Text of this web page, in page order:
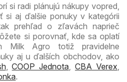
si radi plánujú nákupy vopred,
si aj ďalšie ponuky v kategórii
prehľad o zľavách naprieč
si porovnať, kde sa oplatí
Milk Agro totiž pravidelne
aj u ďalších obchodov, ako
,COOP Jednota ,CBA Verex
.